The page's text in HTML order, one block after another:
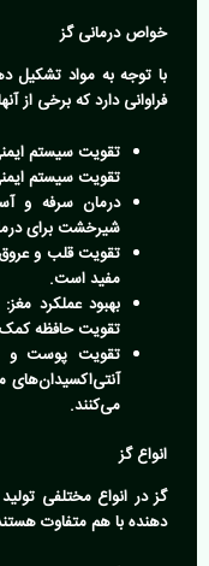
خواص درمانی گز
با توجه به مواد تشکیل
فراوانی دارد که برخی از
تقویت سیستم
تقویت سیستم
درمان سرفه و
شیرخشت برای
تقویت قلب و
مفید است.
بهبود عملکرد مغز:
تقویت حافظه
تقویت پوست و
می‌کنند.
انواع گز
گز در انواع مختلفی
دهنده با هم متفاوت